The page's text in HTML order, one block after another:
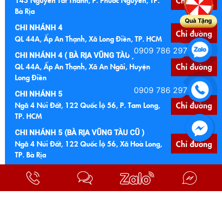
Bà Rịa
CHI NHÁNH 4
QL 44A, Ấp An Thạnh, Xã Long Điền, TP. HCM Chỉ đường
CHI NHÁNH 4 ( BÀ RỊA VŨNG TÀU )
QL 44A, Ấp An Thạnh, Xã An Ngãi, Huyện
Long Điền
Chỉ đường
CHI NHÁNH 5
Ngã 4 Núi Đất, 122 Quốc lộ 56, P. Tam Long,
TP. HCM
Chỉ đường
CHI NHÁNH 5 (BÀ RỊA VŨNG TÀU CŨ )
Ngã 4 Núi Đất, 122 Quốc lộ 56, Xã Hoà Long,
TP. Bà Rịa
Chỉ đường
CHI NHÁNH 6
Cầu Đất Đỏ, Quốc lộ 55, Xã Đất Đỏ, TP. HCM Chỉ đường
Quà Tặng
0909 786 297
0909 786 297